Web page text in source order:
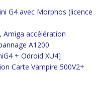
G4 avec Morphos (licence
Amiga accélération
A1200
+ Odroid XU4]
Carte Vampire 500V2+